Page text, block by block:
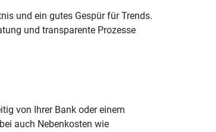
und ein gutes Gespür für Trends.
und transparente Prozesse
von Ihrer Bank oder einem
auch Nebenkosten wie